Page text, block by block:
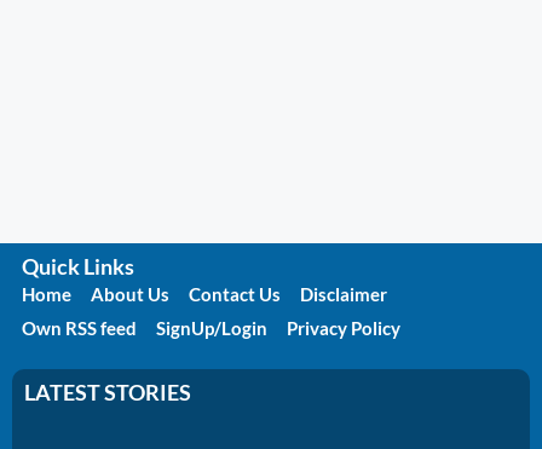
Quick Links
Home About Us Contact Us
Disclaimer
Own RSS feed
SignUp/Login Privacy Policy
LATEST STORIES